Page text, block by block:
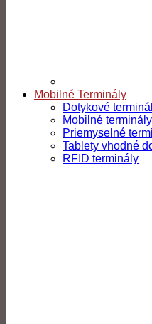
Mobilné Terminály
Dotykové
Mobilné
Priemyselné
Tablety vhodné
RFID terminály